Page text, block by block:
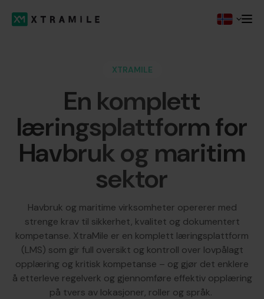
XTRAMILE
En komplett
læringsplattform for
Havbruk og maritim
sektor
Havbruk og maritime virksomheter opererer med
strenge krav til sikkerhet, kvalitet og dokumentert
kompetanse. XtraMile er en komplett læringsplattform
(LMS) som gir full oversikt og kontroll over lovpålagt
opplæring og kritisk kompetanse – og gjør det enklere
å etterleve regelverk og gjennomføre effektiv opplæring
på tvers av lokasjoner, roller og språk.